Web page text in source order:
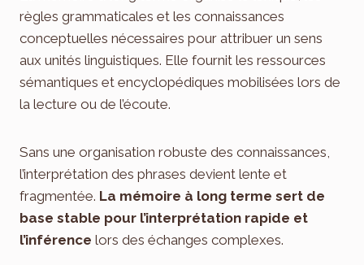
règles grammaticales et les connaissances
conceptuelles nécessaires pour attribuer un sens
aux unités linguistiques. Elle fournit les ressources
sémantiques et encyclopédiques mobilisées lors de
la lecture ou de l’écoute.
Sans une organisation robuste des connaissances,
l’interprétation des phrases devient lente et
fragmentée. La mémoire à long terme sert de
base stable pour l’interprétation rapide et
l’inférence lors des échanges complexes.